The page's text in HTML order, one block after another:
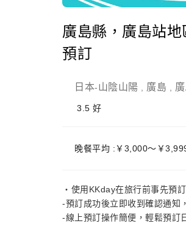
廣島縣，廣島站
預訂
日本-山陰山陽 廣島
3.5 好
晚餐平均 :￥3,000～￥
・使用KKday在旅行前事先預
-預訂成功後立即收到確認通知
-線上預訂操作簡便，輕鬆預訂